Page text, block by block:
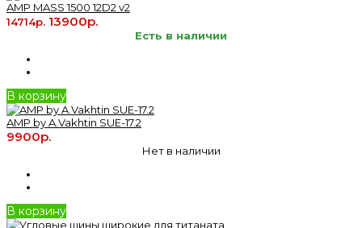
AMP MASS 1500 12D2 v2
14714р. 13900р.
Есть в наличии
В корзину
AMP by A.Vakhtin SUE-17.2
9900р.
Нет в наличии
В корзину